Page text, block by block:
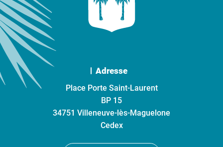
Adresse
Place Porte Saint-Laurent
BP 15
34751 Villeneuve-lès-Maguelone
Cedex